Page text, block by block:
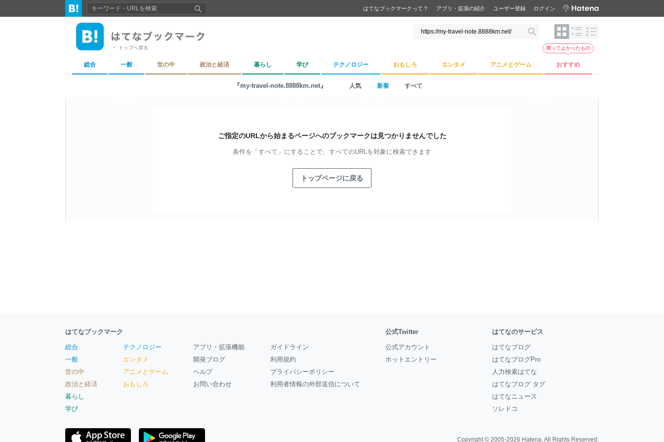
はてなブックマークって？ アプリ・拡張の紹介 ユーザー登録 ログイン
トップへ戻る
総合 一般 世の中 政治と経済 暮らし 学び テクノロジー おもしろ エンタメ アニメとゲーム おすすめ
買ってよかったもの
『my-travel-note.8888km.net』 人気 新着 すべて
ご指定のURLから始まるページへのブックマークは見つかりませんでした
条件を「すべて」にすることで、 すべてのURLを対象に検索できます
トップページに戻る
はてなブックマーク
総合
一般
世の中
政治と経済
暮らし
学び
テクノロジー
エンタメ
アニメとゲーム
おもしろ
アプリ・拡張機能
開発ブログ
ヘルプ
お問い合わせ
ガイドライン
利用規約
プライバシーポリシー
利用者情報の外部送信について
公式Twitter
公式アカウント
ホットエントリー
はてなのサービス
はてなブログ
はてなブログPro
人力検索はてな
はてなブログ タグ
はてなニュース
ソレドコ
Copyright © 2005-2026 Hatena. All Rights Reserved.